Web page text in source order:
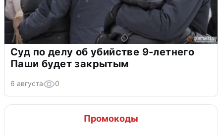
Суд по делу об убийстве 9-летнего
Паши будет закрытым
6 августа 0
Промокоды